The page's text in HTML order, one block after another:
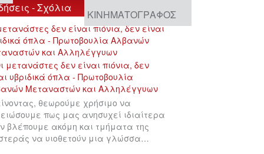
ΚΙΝΗΜΑΤΟΓΡΆΦΟΣ
- Σχόλια
δεν είναι πιόνια, δεν είναι
όπλα - Πρωτοβουλία Αλβανών
και Αλληλέγγυων
θεωρούμε χρήσιμο να
πως μας ανησυχεί ιδιαίτερα
βλέπουμε ακόμη και τμήματα της
να υιοθετούν μια γλώσσα…